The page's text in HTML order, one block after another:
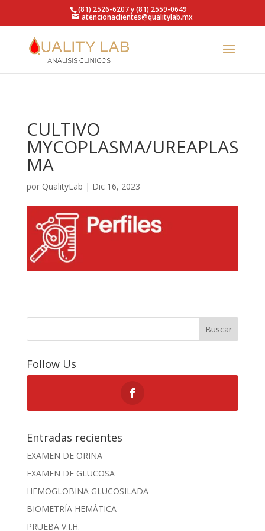
https://qualitylab.mx/(81) 2526-6207 y (81) 2559-0649
atencionaclientes@qualitylab.mx
CULTIVO
MYCOPLASMA/UREAPLAS
MA
por QualityLab | Dic 16, 2023
Buscar
Follow Us
Entradas recientes
EXAMEN DE ORINA
EXAMEN DE GLUCOSA
HEMOGLOBINA GLUCOSILADA
BIOMETRÍA HEMÁTICA
PRUEBA V.I.H.